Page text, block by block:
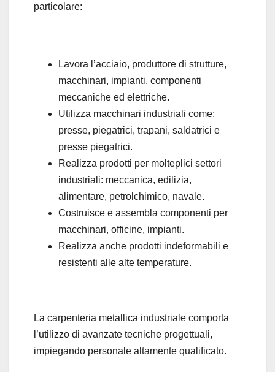
particolare:
Lavora l’acciaio, produttore di strutture,
macchinari, impianti, componenti
meccaniche ed elettriche.
Utilizza macchinari industriali come:
presse, piegatrici, trapani, saldatrici e
presse piegatrici.
Realizza prodotti per molteplici settori
industriali: meccanica, edilizia,
alimentare, petrolchimico, navale.
Costruisce e assembla componenti per
macchinari, officine, impianti.
Realizza anche prodotti indeformabili e
resistenti alle alte temperature.
La carpenteria metallica industriale comporta
l’utilizzo di avanzate tecniche progettuali,
impiegando personale altamente qualificato.